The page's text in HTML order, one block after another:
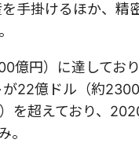
手掛けるほか、精
億円）に達してお
22億ドル（約
を超えており、
。